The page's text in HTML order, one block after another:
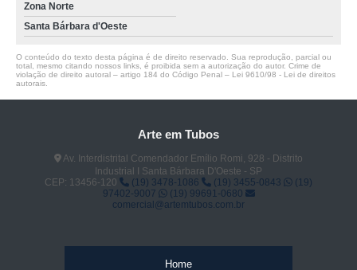
Zona Norte
Santa Bárbara d'Oeste
O conteúdo do texto desta página é de direito reservado. Sua reprodução, parcial ou
total, mesmo citando nossos links, é proibida sem a autorização do autor. Crime de
violação de direito autoral – artigo 184 do Código Penal – Lei 9610/98 - Lei de direitos
autorais
Arte em Tubos
Av. Interdistrital Comendador Emílio Romi, 928 - Distrito
Industrial I Santa Bárbara D'Oeste - SP
CEP: 13456-120
(19) 3478-1086 (19) 3455-0843
(19)
97402-9007
(19) 99691-0680
comercial@artemtubos.com.br
Home